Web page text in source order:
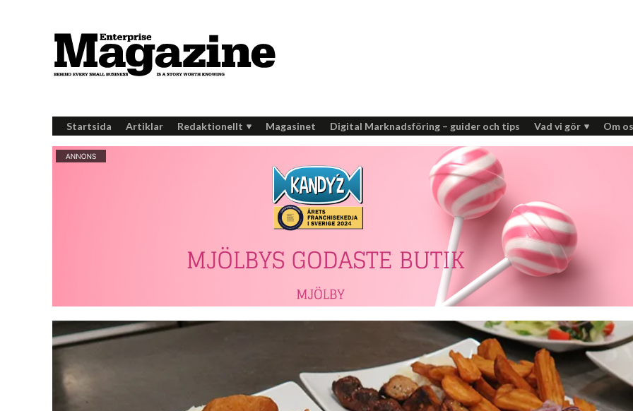
Startsida Artiklar Redaktionellt Magasinet Digital Marknadsföring – guider och tips Vad vi gör Om